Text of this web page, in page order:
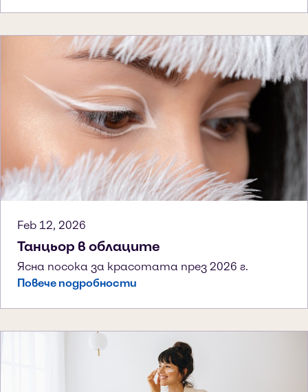
Feb 12, 2026
Танцьор в облаците
Ясна посока за красотата през 2026 г.
Повече подробности